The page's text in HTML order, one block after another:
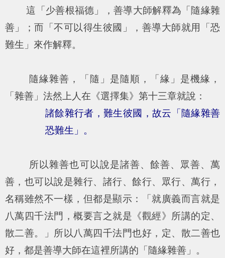
這「少善根福德」，善導大師解釋為「隨緣雜
善」；而「不可以得生彼國」，善導大師就用「恐
難生」來作解釋。
隨緣雜善，「隨」是隨順，「緣」是機緣，
「雜善」法然上人在《選擇集》第十三章就說：
諸餘雜行者，難生彼國，故云「隨緣雜善
恐難生」。
所以雜善也可以說是諸善、餘善、眾善、萬
善，也可以說是雜行、諸行、餘行、眾行、萬行，
名稱雖然不一樣，但都是顯示：「就廣義而言就是
八萬四千法門，概要言之就是《觀經》所講的定、
散二善。」所以八萬四千法門也好，定、散二善也
好，都是善導大師在這裡所講的「隨緣雜善」。